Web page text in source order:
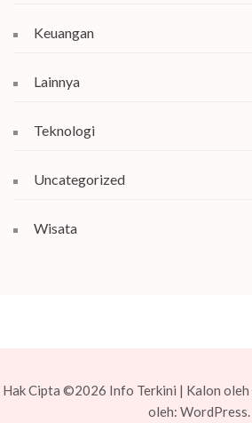
Keuangan
Lainnya
Teknologi
Uncategorized
Wisata
Hak Cipta ©2026 Info Terkini | Kalon oleh
oleh: WordPress.